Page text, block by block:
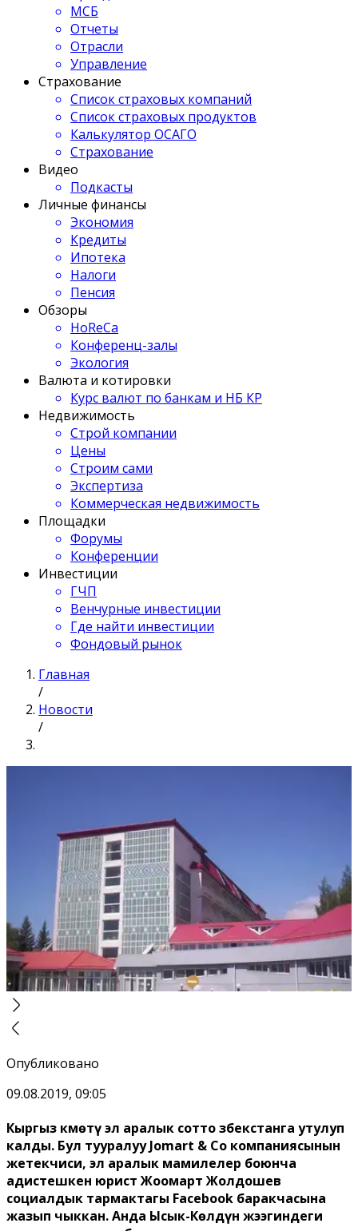
МСБ
Отчеты
Отрасли
Управление
Страхование
Список страховых компаний
Список страховых продуктов
Калькулятор ОСАГО
Страхование
Видео
Подкасты
Личные финансы
Экономия
Кредиты
Ипотека
Налоги
Пенсия
Обзоры
HoReCa
Конференц-залы
Экология
Валюта и котировки
Курс валют по банкам и НБ КР
Недвижимость
Строй компании
Цены
Строим сами
Экспертиза
Коммерческая недвижимость
Площадки
Форумы
Конференции
Инвестиции
ГЧП
Венчурные инвестиции
Где найти инвестиции
Фондовый рынок
Главная
/
Новости
/
Опубликовано
09.08.2019, 09:05
Кыргыз Өкмөтү эл аралык сотто Өзбекстанга утулуп
калды. Бул тууралуу Jomart & Co компаниясынын
жетекчиси, эл аралык мамилелер боюнча
адистешкен юрист Жоомарт Жолдошев
социалдык тармактагы Facebook баракчасына
жазып чыккан. Анда Ысык-Көлдүн жээгиндеги